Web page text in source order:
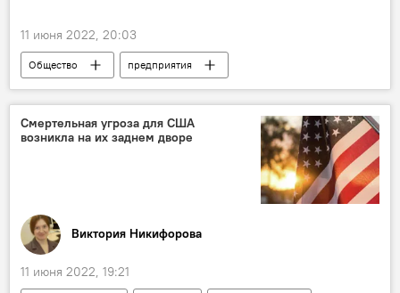
11 июня 2022, 20:03
Общество
предприятия
Узбекистан
Смертельная угроза для США
возникла на их заднем дворе
Виктория Никифорова
11 июня 2022, 19:21